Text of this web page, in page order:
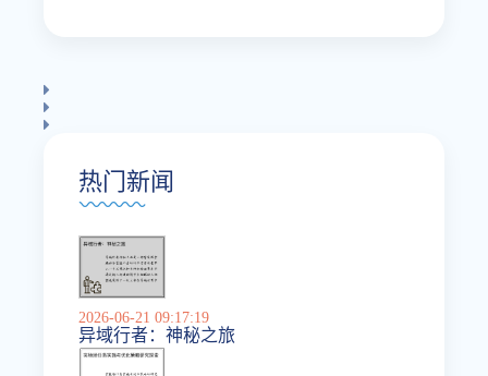
热门新闻
2026-06-21 09:17:19
异域行者：神秘之旅